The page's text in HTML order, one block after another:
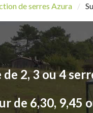
de serres Azura
de 2, 3 ou 4
de 6,30, 9,45